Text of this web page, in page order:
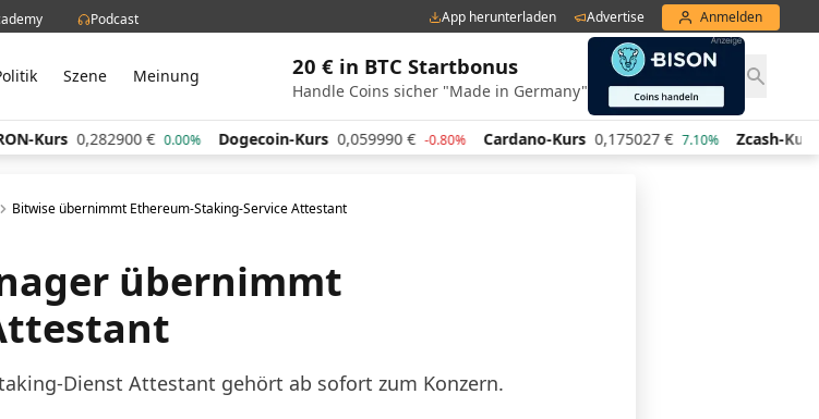
Podcast App herunterladen Advertise Anmelden
Szene Meinung 20 € in BTC Startbonus
Handle Coins sicher "Made in Germany"
Kurs 0,282900 € 0.00% Dogecoin-Kurs 0,059990 € -0.80% Cardano-Kurs 0,175027 € 7.10% Zcash-Kurs
Bitwise übernimmt Ethereum-Staking-Service Attestant
übernimmt
Dienst Attestant gehört ab sofort zum Konzern.